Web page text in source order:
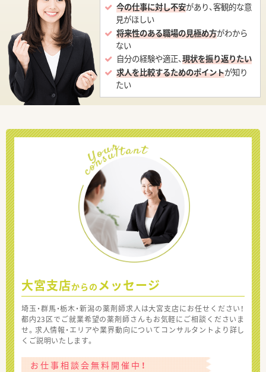
今の仕事に対し不安があり、客観的な意
見がほしい
将来性のある職場の見極め方がわから
ない
自分の経験や適正、現状を振り返りたい
求人を比較するためのポイントが知り
たい
大宮支店からの メッセージ
埼玉・群馬・栃木・新潟の薬剤師求人は大宮支店にお任せください！
都内23区でご就業希望の薬剤師さんもお気軽にご相談くださいま
せ。求人情報・エリアや業界動向についてコンサルタントより詳し
くご説明いたします。
お仕事相談会無料開催中！